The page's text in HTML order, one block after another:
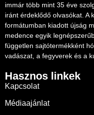
immár több mint 35 éve
iránt érdeklődő olvasókat. A
formátumban kiadott újság
medence egyik
független sajtótermékként
vadászat, a fegyverek és a
Hasznos linkek
Kapcsolat
Médiaajánlat